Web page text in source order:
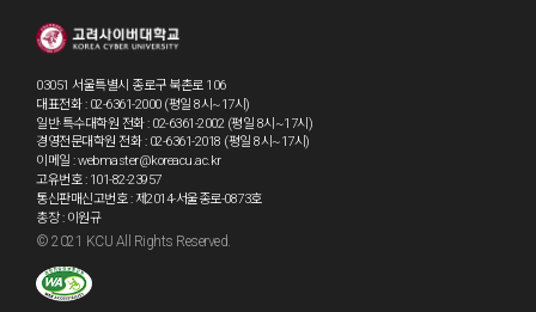
03051 서울특별시 종로구 북촌로 106
대표전화 : 02-6361-2000 (평일 8시~17시)
일반·특수대학원 전화 : 02-6361-2002 (평일 8시~17시)
경영전문대학원 전화 : 02-6361-2018 (평일 8시~17시)
이메일 : webmaster@koreacu.ac.kr
고유번호 : 101-82-23957
통신판매신고번호 : 제2014-서울종로-0873호
총장 : 이원규
© 2021 KCU All Rights Reserved.